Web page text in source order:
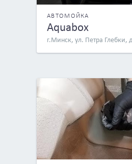
АВТОМОЙКА
Aquabox
г.Минск, ул. Петра Глебки,